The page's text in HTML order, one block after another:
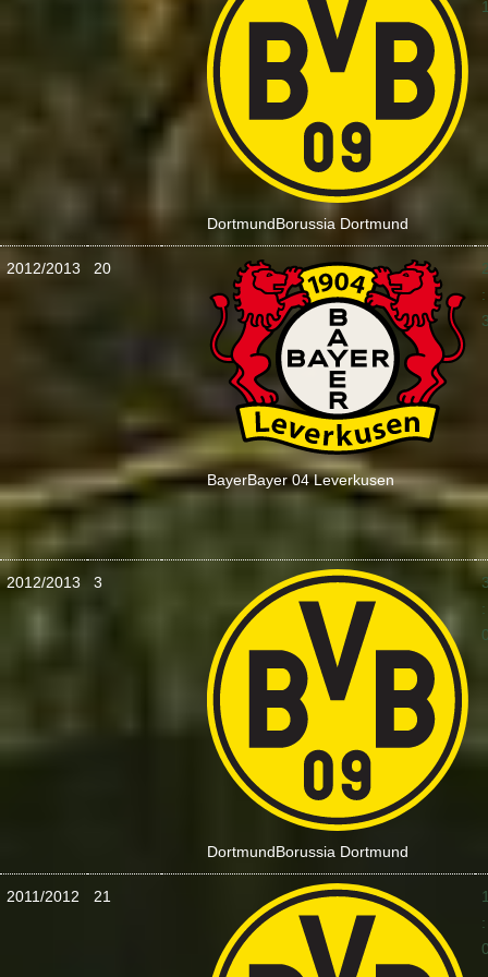
DortmundBorussia Dortmund
2012/2013 20
BayerBayer 04 Leverkusen
:
2012/2013 3
DortmundBorussia Dortmund
:
2011/2012 21
: